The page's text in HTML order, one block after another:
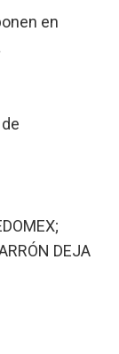
en
DEJA